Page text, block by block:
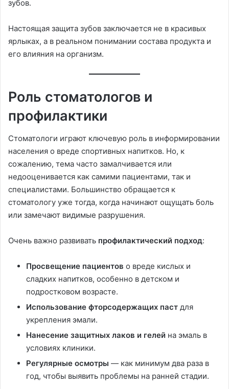
зубов.
Настоящая защита зубов заключается не в красивых
ярлыках, а в реальном понимании состава продукта и
его влияния на организм.
Роль стоматологов и
профилактики
Стоматологи играют ключевую роль в информировании
населения о вреде спортивных напитков. Но, к
сожалению, тема часто замалчивается или
недооценивается как самими пациентами, так и
специалистами. Большинство обращается к
стоматологу уже тогда, когда начинают ощущать боль
или замечают видимые разрушения.
Очень важно развивать профилактический подход:
Просвещение пациентов о вреде кислых и
сладких напитков, особенно в детском и
подростковом возрасте.
Использование фторсодержащих паст для
укрепления эмали.
Нанесение защитных лаков и гелей на эмаль в
условиях клиники.
Регулярные осмотры — как минимум два раза в
год, чтобы выявить проблемы на ранней стадии.